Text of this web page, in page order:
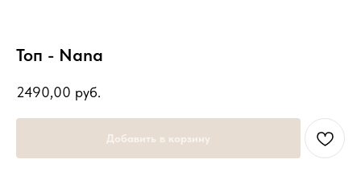
Топ - Nana
2490,00 руб.
Добавить в корзину